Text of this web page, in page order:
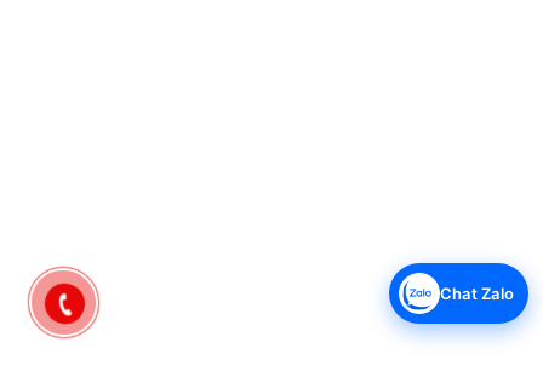
Điều khiển:Nút gạt
Tiện ích:Tự động hâm
Dây điện:Có thể tháo rời khỏi nồi
Chat Zalo